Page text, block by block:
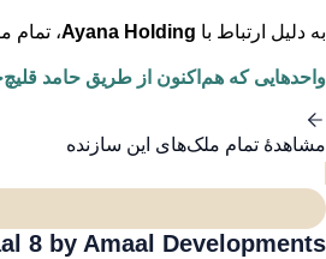
به دلیل ارتباط با Ayana Holding، تمام
واحدهایی که هم‌اکنون از طریق حامد
مشاهدهٔ تمام ملک‌های این سازنده
8 by Amaal Developments